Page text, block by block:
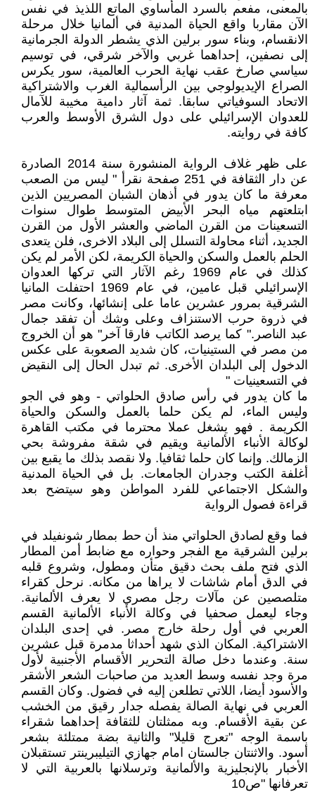
بالمعنى، مفعم بالسرد المأساوي الماتع اللذيذ في نفس
الآن مقاربا واقع الحياة المدنية في ألمانيا خلال مرحلة
الانقسام، وبناء سور برلين الذي يشطر الدولة الجرمانية
إلى نصفين، إحداهما غربي والآخر شرقي، في توسيم
سياسي صارخ عقب نهاية الحرب العالمية، سور يكرس
الصراع الإيديولوجي بين الرأسمالية الغرب والاشتراكية
الاتحاد السوفياتي سابقا. ثمة آثار دامية مخيبة للآمال
للعدوان الإسرائيلي على دول الشرق الأوسط والعرب
كافة في روايته.
على ظهر غلاف الرواية المنشورة سنة 2014 الصادرة
عن دار الثقافة في 251 صفحة نقرأ " ليس من الصعب
معرفة ما كان يدور في أذهان الشبان المصريين الذين
ابتلعتهم مياه البحر الأبيض المتوسط طوال سنوات
التسعينات من القرن الماضي والعشر الأول من القرن
الجديد، أثناء محاولة التسلل إلى البلاد الاخرى، فلن يتعدى
الحلم بالعمل والسكن والحياة الكريمة، لكن الأمر لم يكن
كذلك في عام 1969 رغم الآثار التي تركها العدوان
الإسرائيلي قبل عامين، في عام 1969 احتفلت المانيا
الشرقية بمرور عشرين عاما على إنشائها، وكانت مصر
في ذروة حرب الاستنزاف وعلى وشك أن تفقد جمال
عبد الناصر." كما يرصد الكاتب فارقا آخر" هو أن الخروج
من مصر في الستينيات، كان شديد الصعوبة على عكس
الدخول إلى البلدان الأخرى. ثم تبدل الحال إلى النقيض
في التسعينيات "
ما كان يدور في رأس صادق الحلواتي - وهو في الجو
وليس الماء، لم يكن حلما بالعمل والسكن والحياة
الكريمة . فهو يشغل عملا محترما في مكتب القاهرة
لوكالة الأنباء الألمانية ويقيم في شقة مفروشة بحي
الزمالك. وإنما كان حلما ثقافيا. ولا نقصد بذلك ما يقبع بين
أغلفة الكتب وجدران الجامعات. بل في الحياة المدنية
والشكل الاجتماعي للفرد المواطن وهو سيتضح بعد
قراءة فصول الرواية
فما وقع لصادق الحلواتي منذ أن حط بمطار شونفيلد في
برلين الشرقية مع الفجر وحواره مع ضابط أمن المطار
الذي فتح ملف بحث دقيق متأن ومطول، وشروع قلبه
في الدق أمام شاشات لا يراها من مكانه. نرحل كقراء
متلصصين عن مآلات رجل مصري لا يعرف الألمانية.
وجاء ليعمل صحفيا في وكالة الأنباء الألمانية القسم
العربي في أول رحلة خارج مصر. في إحدى البلدان
الاشتراكية. المكان الذي شهد أحداثا مدمرة قبل عشرين
سنة. وعندما دخل صالة التحرير الأقسام الأجنبية لأول
مرة وجد نفسه وسط العديد من صاحبات الشعر الأشقر
والأسود أيضا، اللاتي تطلعن إليه في فضول. وكان القسم
العربي في نهاية الصالة يفصله جدار رقيق من الخشب
عن بقية الأقسام. وبه ممثلتان للثقافة إحداهما شقراء
باسمة الوجه "تعرج قليلا" والثانية بضة ممتلئة بشعر
أسود. والاثنتان جالستان امام جهازي التيليبرينتر تستقبلان
الأخبار بالإنجليزية والألمانية وترسلانها بالعربية التي لا
تعرفانها "ص10